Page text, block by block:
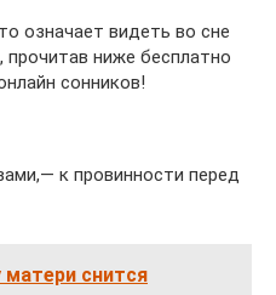
означает видеть во сне
прочитав ниже бесплатно
сонников!
к провинности перед
матери снится